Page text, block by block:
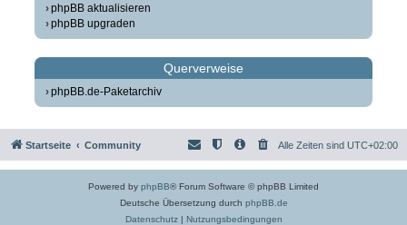
phpBB aktualisieren
phpBB upgraden
Querverweise
phpBB.de-Paketarchiv
Startseite Community Alle Zeiten sind UTC+02:00
Powered by phpBB® Forum Software © phpBB Limited
Deutsche Übersetzung durch phpBB.de
Datenschutz| Nutzungsbedingungen